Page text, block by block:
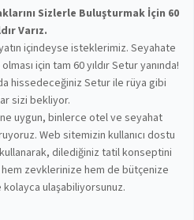
Sizlerle Buluşturmak İçin 60
Varız.
içindeyse isteklerimiz. Seyahate
için tam 60 yıldır Setur yanında!
hissedeceğiniz Setur ile rüya gibi
sizi bekliyor.
uygun, binlerce otel ve seyahat
Web sitemizin kullanıcı dostu
dilediğiniz tatil konseptini
zevklerinize hem de bütçenize
ulaşabiliyorsunuz.